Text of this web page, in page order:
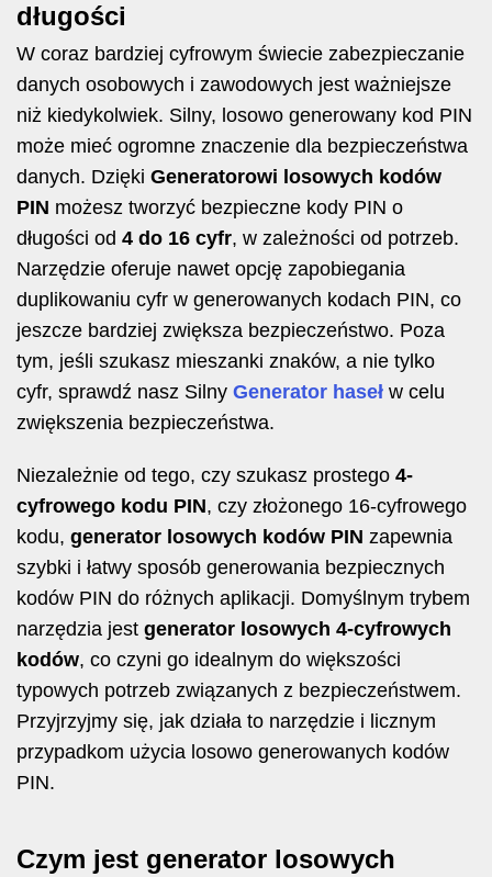
długości
W coraz bardziej cyfrowym świecie zabezpieczanie
danych osobowych i zawodowych jest ważniejsze
niż kiedykolwiek. Silny, losowo generowany kod PIN
może mieć ogromne znaczenie dla bezpieczeństwa
danych. Dzięki Generatorowi losowych kodów
PIN możesz tworzyć bezpieczne kody PIN o
długości od 4 do 16 cyfr, w zależności od potrzeb.
Narzędzie oferuje nawet opcję zapobiegania
duplikowaniu cyfr w generowanych kodach PIN, co
jeszcze bardziej zwiększa bezpieczeństwo. Poza
tym, jeśli szukasz mieszanki znaków, a nie tylko
cyfr, sprawdź nasz Silny Generator haseł w celu
zwiększenia bezpieczeństwa.
Niezależnie od tego, czy szukasz prostego 4-
cyfrowego kodu PIN, czy złożonego 16-cyfrowego
kodu, generator losowych kodów PIN zapewnia
szybki i łatwy sposób generowania bezpiecznych
kodów PIN do różnych aplikacji. Domyślnym trybem
narzędzia jest generator losowych 4-cyfrowych
kodów, co czyni go idealnym do większości
typowych potrzeb związanych z bezpieczeństwem.
Przyjrzyjmy się, jak działa to narzędzie i licznym
przypadkom użycia losowo generowanych kodów
PIN.
Czym jest generator losowych